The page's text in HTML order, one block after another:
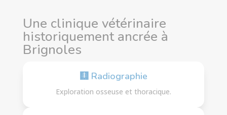
Une clinique vétérinaire
historiquement ancrée à
Brignoles
🩻 Radiographie
Exploration osseuse et thoracique.